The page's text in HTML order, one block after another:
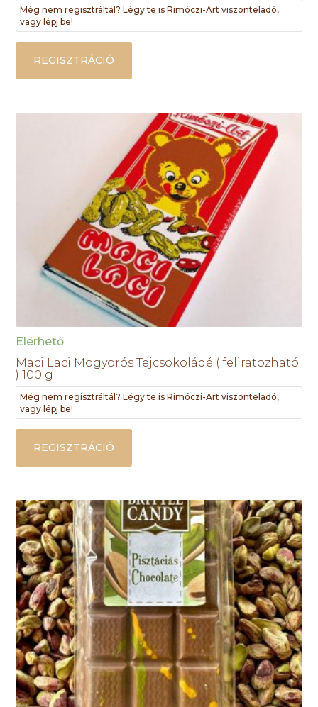
Még nem regisztráltál? Légy te is Rimóczi-Art viszonteladó,
vagy lépj be!
REGISZTRÁCIÓ
Elérhető
Maci Laci Mogyorós Tejcsokoládé ( feliratozható
) 100 g
Még nem regisztráltál? Légy te is Rimóczi-Art viszonteladó,
vagy lépj be!
REGISZTRÁCIÓ